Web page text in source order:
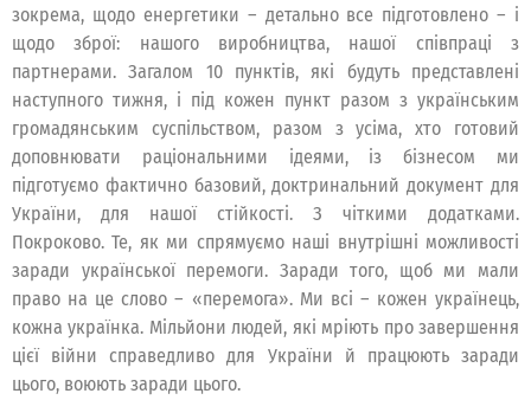
зокрема, щодо енергетики – детально все підготовлено – і
щодо зброї: нашого виробництва, нашої співпраці з
партнерами. Загалом 10 пунктів, які будуть представлені
наступного тижня, і під кожен пункт разом з українським
громадянським суспільством, разом з усіма, хто готовий
доповнювати раціональними ідеями, із бізнесом ми
підготуємо фактично базовий, доктринальний документ для
України, для нашої стійкості. З чіткими додатками.
Покроково. Те, як ми спрямуємо наші внутрішні можливості
заради української перемоги. Заради того, щоб ми мали
право на це слово – «перемога». Ми всі – кожен українець,
кожна українка. Мільйони людей, які мріють про завершення
цієї війни справедливо для України й працюють заради
цього, воюють заради цього.